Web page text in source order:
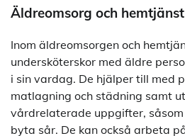
Äldreomsorg och hemtjänst
Inom äldreomsorgen och
undersköterskor med äldre
i sin vardag. De hjälper till med
matlagning och städning samt
vårdrelaterade uppgifter,
byta sår. De kan också arbeta